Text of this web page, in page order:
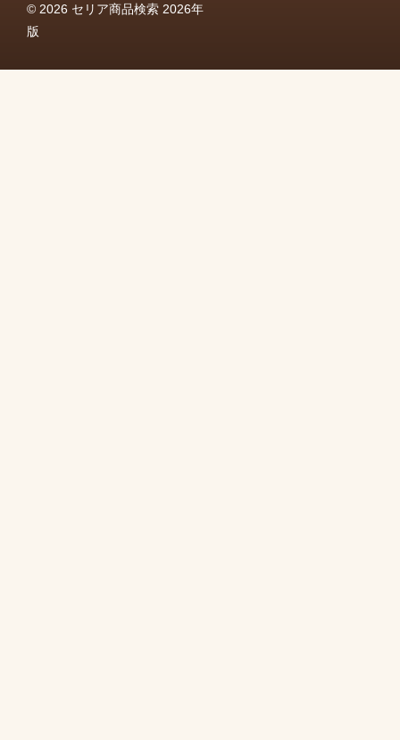
© 2026 セリア商品検索 2026年
版